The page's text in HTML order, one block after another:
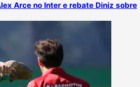
Arce no Inter e rebate Diniz sobre